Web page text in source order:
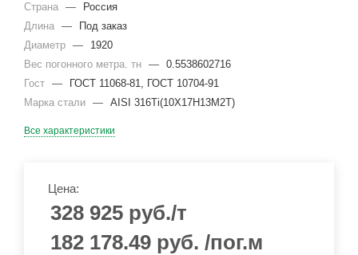
Страна —
Россия
Длина —
Под заказ
Диаметр —
1920
Вес погонного метра. тн — 0.5538602716
Гост —
ГОСТ 11068-81, ГОСТ 10704-91
Марка стали — AISI 316Ti(10Х17Н13М2Т)
Все характеристики
Цена:
328 925 руб./т
182 178.49 руб. /пог.м